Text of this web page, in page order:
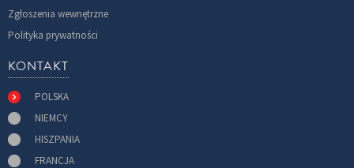
Zgłoszenia wewnętrzne
Polityka prywatności
KONTAKT
POLSKA
NIEMCY
HISZPANIA
FRANCJA